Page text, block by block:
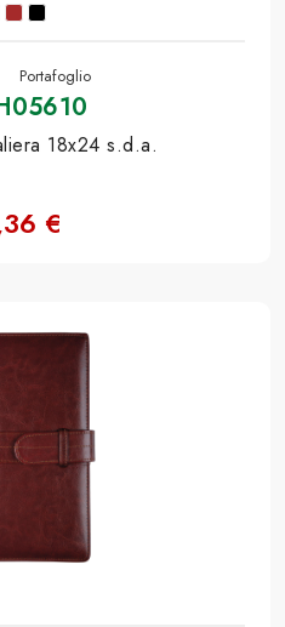
Portafoglio
18x24 s.d.a.
€